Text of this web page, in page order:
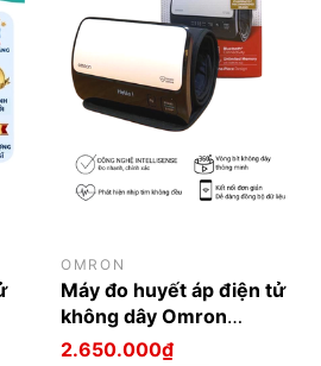
OMRON
Máy đo huyết áp điện tử
không dây Omron
BP7000
2.650.000₫